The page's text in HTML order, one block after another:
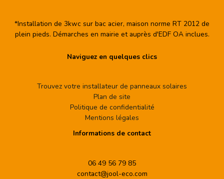
*Installation de 3kwc sur bac acier, maison norme RT 2012 de
plein pieds. Démarches en mairie et auprès d'EDF OA inclues.
Naviguez en quelques clics
Trouvez votre installateur de panneaux solaires
Plan de site
Politique de confidentialité
Mentions légales
Informations de contact
06 49 56 79 85
contact@jool-eco.com